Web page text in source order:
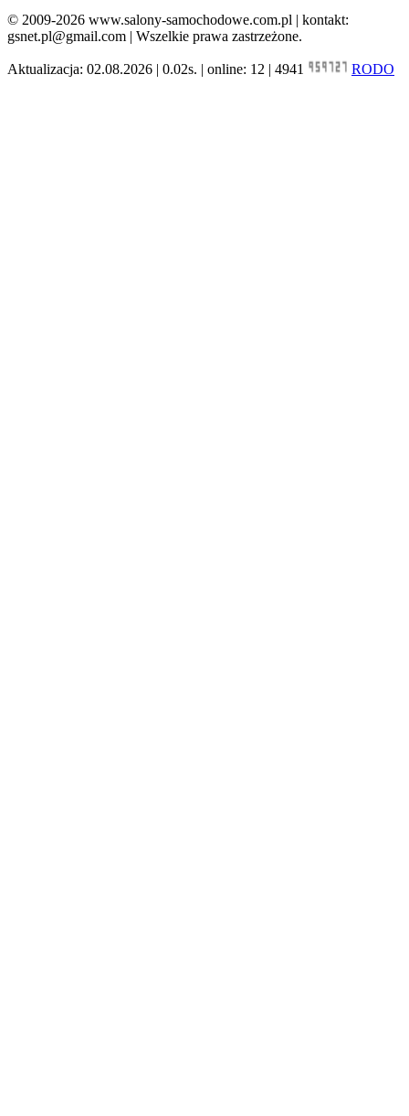
© 2009-2026 www.salony-samochodowe.com.pl | kontakt:
gsnet.pl@gmail.com | Wszelkie prawa zastrzeżone.
Aktualizacja: 02.08.2026 | 0.02s. | online: 12 | 4941 RODO